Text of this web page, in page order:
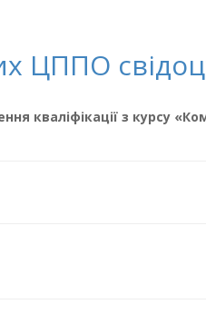
ЦППО
кваліфікації з курсу